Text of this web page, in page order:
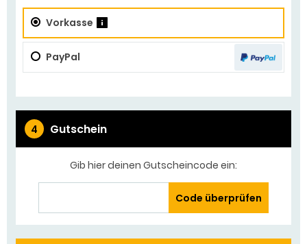
Vorkasse
PayPal
4 Gutschein
Gib hier deinen Gutscheincode ein:
Code überprüfen